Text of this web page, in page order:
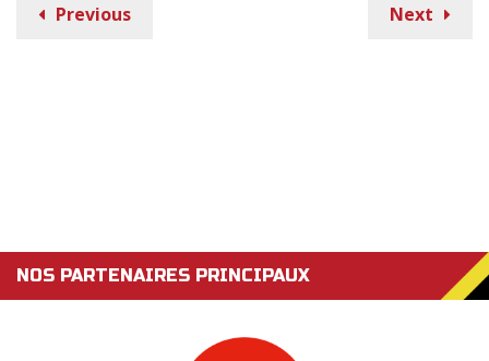
Previous Next
NOS PARTENAIRES PRINCIPAUX